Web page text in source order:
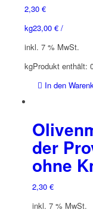
2,30 €
23,00 €/
kg
inkl. 7 % MwSt.
Produkt enthält:
kg
In den
der
ohne
2,30 €
inkl. 7 % MwSt.